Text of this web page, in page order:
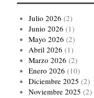
Julio 2026 (2)
Junio 2026 (1)
Mayo 2026 (2)
Abril 2026 (1)
Marzo 2026 (2)
Enero 2026 (10)
Diciembre 2025 (2)
Noviembre 2025 (2)